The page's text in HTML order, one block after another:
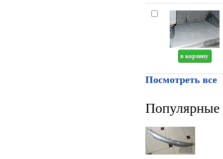
Посмотреть все
Популярные